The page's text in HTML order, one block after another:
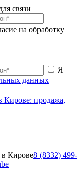
связи
на обработку
Я
данных
Кирове8 (8332)